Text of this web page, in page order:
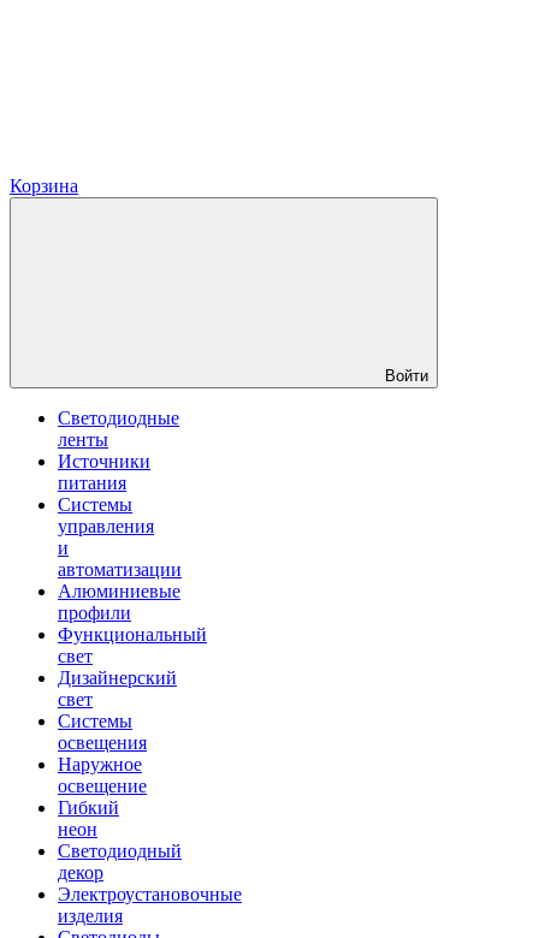
Корзина
Войти
Светодиодные
ленты
Источники
питания
Системы
управления
и
автоматизации
Алюминиевые
профили
Функциональный
свет
Дизайнерский
свет
Системы
освещения
Наружное
освещение
Гибкий
неон
Светодиодный
декор
Электроустановочные
изделия